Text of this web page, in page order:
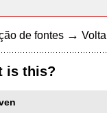
de fontes →
is this?